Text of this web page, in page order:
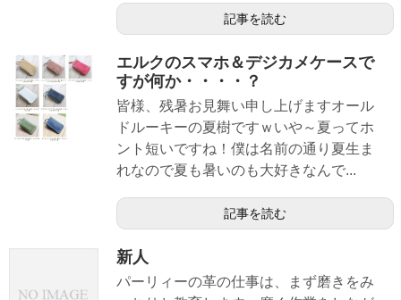
記事を読む
エルクのスマホ＆デジカメケースで
すが何か・・・・？
皆様、残暑お見舞い申し上げますオール
ドルーキーの夏樹ですｗいや～夏ってホ
ント短いですね！僕は名前の通り夏生ま
れなので夏も暑いのも大好きなんで...
記事を読む
新人
パーリィーの革の仕事は、まず磨きをみ